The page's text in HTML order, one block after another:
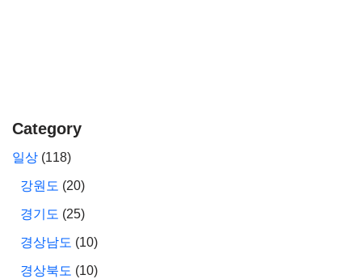
Category
일상 (118)
강원도 (20)
경기도 (25)
경상남도 (10)
경상북도 (10)